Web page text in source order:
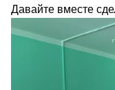
Давайте вместе